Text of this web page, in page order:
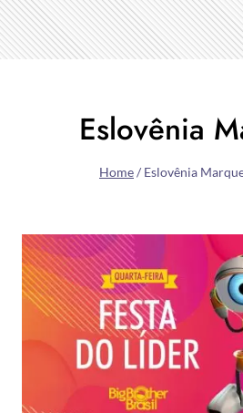
Eslovênia
Home/ Eslovênia